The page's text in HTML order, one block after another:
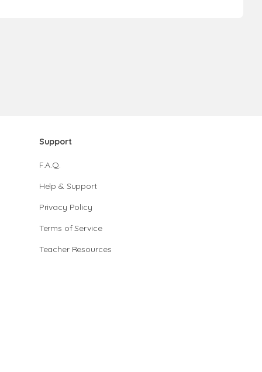
Support
F.A.Q.
Help & Support
Privacy Policy
Terms of Service
Teacher Resources